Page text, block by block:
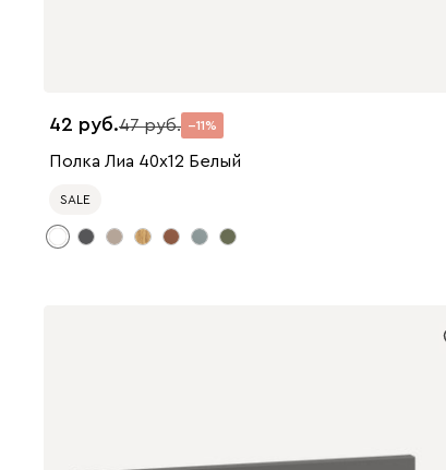
42 47 11
Полка Лиа 40x12 Белый
SALE